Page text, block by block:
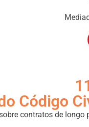
Código
contratos de